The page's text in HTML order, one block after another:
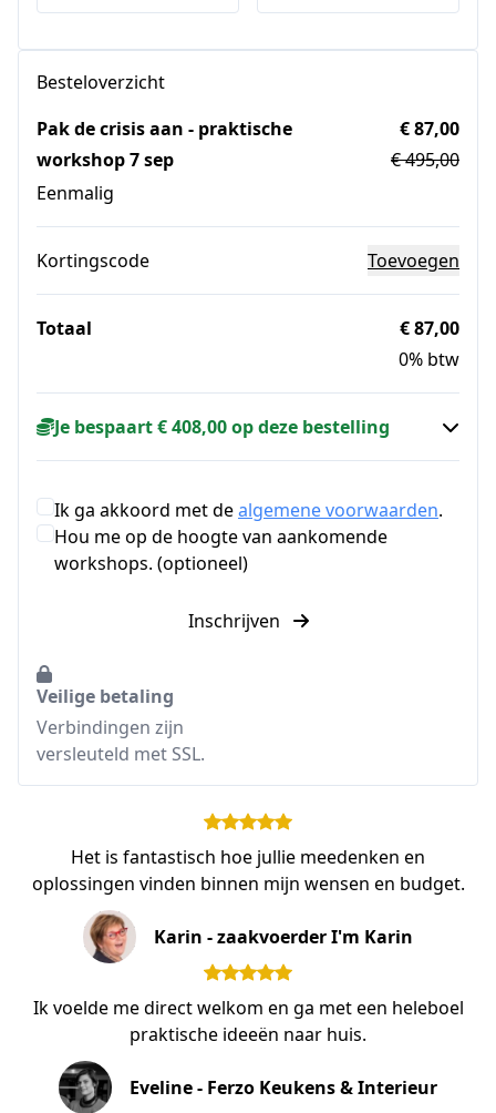
Besteloverzicht
Pak de crisis aan - praktische
workshop 7 sep
Eenmalig
€ 87,00
€ 495,00
Kortingscode Toevoegen
Totaal
€ 87,00
0% btw
Je bespaart € 408,00 op deze bestelling
Ik ga akkoord met dealgemene voorwaarden.
Hou me op de hoogte van aankomende
workshops. (optioneel)
Inschrijven
Veilige betaling
Verbindingen zijn
versleuteld met SSL.
Het is fantastisch hoe jullie meedenken en
oplossingen vinden binnen mijn wensen en budget.
Karin - zaakvoerder I'm Karin
Ik voelde me direct welkom en ga met een heleboel
praktische ideeën naar huis.
Eveline - Ferzo Keukens & Interieur